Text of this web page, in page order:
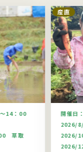
14：00
草取
産直
開催日
2026/
2026/
2026/